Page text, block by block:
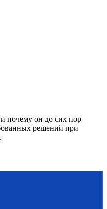
почему он до сих пор
решений при